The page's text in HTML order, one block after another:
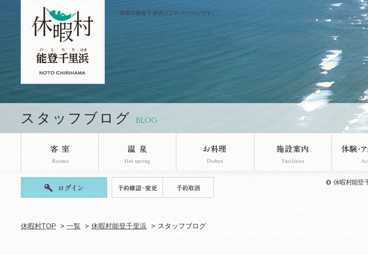
休暇村能登千里浜のブログページです。
スタッフブログ BLOG
休暇村能登
休暇村TOP 一覧 休暇村能登千里浜 スタッフブログ